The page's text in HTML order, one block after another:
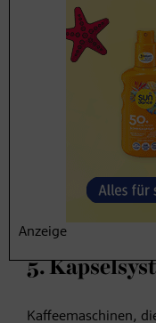
Europa wird Kaffee
Gran Canaria
Alternativen zur
etwa Malzkaffee
Man muss nicht
seines
ausprobieren und
5.
Kaffeemaschinen,
Anzeige